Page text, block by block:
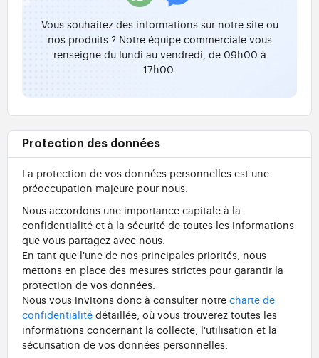
Vous souhaitez des informations sur notre site ou
nos produits ? Notre équipe commerciale vous
renseigne du lundi au vendredi, de 09h00 à
17h00.
Protection des données
La protection de vos données personnelles est une
préoccupation majeure pour nous.
Nous accordons une importance capitale à la
confidentialité et à la sécurité de toutes les informations
que vous partagez avec nous.
En tant que l'une de nos principales priorités, nous
mettons en place des mesures strictes pour garantir la
protection de vos données.
Nous vous invitons donc à consulter notre charte de
confidentialité détaillée, où vous trouverez toutes les
informations concernant la collecte, l'utilisation et la
sécurisation de vos données personnelles.